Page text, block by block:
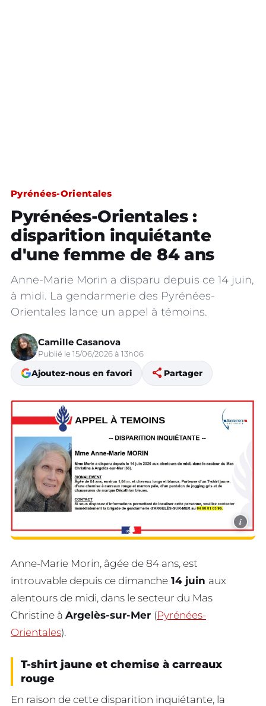
Pyrénées-Orientales
Pyrénées-Orientales :
disparition inquiétante
d'une femme de 84 ans
Anne-Marie Morin a disparu depuis ce 14 juin,
à midi. La gendarmerie des Pyrénées-
Orientales lance un appel à témoins.
Camille Casanova
Publié le 15/06/2026 à 13h06
Ajoutez-nous en favori share Partager
i
Anne-Marie Morin, âgée de 84 ans, est
introuvable depuis ce dimanche 14 juin aux
alentours de midi, dans le secteur du Mas
Christine à Argelès-sur-Mer (Pyrénées-
Orientales).
T-shirt jaune et chemise à carreaux
rouge
En raison de cette disparition inquiétante, la